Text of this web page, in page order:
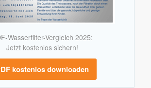
Wasserfilter-Vergleich 2025:
Jetzt kostenlos sichern!
kostenlos downloaden